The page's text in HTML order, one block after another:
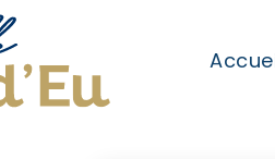
Aller à la recherche Aller au
Menu